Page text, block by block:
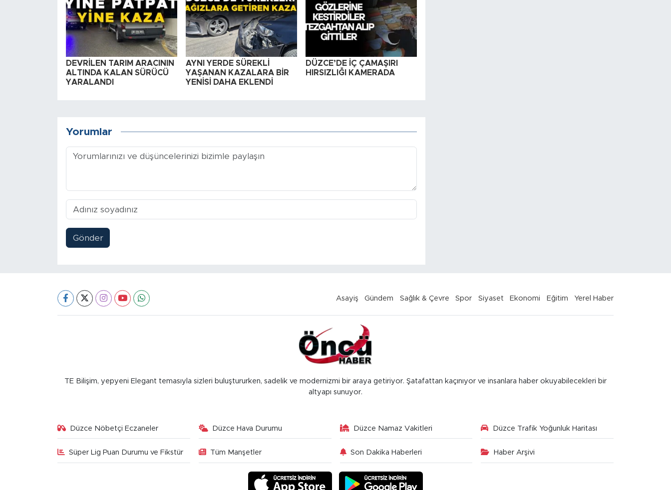
DEVRİLEN TARIM ARACININ
ALTINDA KALAN SÜRÜCÜ
YARALANDI
AYNI YERDE SÜREKLİ
YAŞANAN KAZALARA BİR
YENİSİ DAHA EKLENDİ
DÜZCE’DE İÇ ÇAMAŞIRI
HIRSIZLIĞI KAMERADA
Yorumlar
Gönder
Asayiş Gündem Sağlık & Çevre Spor Siyaset Ekonomi Eğitim Yerel Haber
TE Bilişim, yepyeni Elegant temasıyla sizleri buluştururken, sadelik ve modernizmi bir araya getiriyor. Şatafattan kaçınıyor ve insanlara haber okuyabilecekleri bir
altyapı sunuyor.
Düzce Nöbetçi Eczaneler Düzce Hava Durumu Düzce Namaz Vakitleri Düzce Trafik Yoğunluk Haritası
Süper Lig Puan Durumu ve Fikstür Tüm Manşetler Son Dakika Haberleri Haber Arşivi